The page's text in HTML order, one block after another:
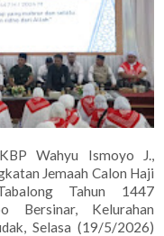
Wahyu Ismoyo J.,
Jemaah Calon Haji
Tahun 1447
Bersinar, Kelurahan
Selasa (19/5/2026)